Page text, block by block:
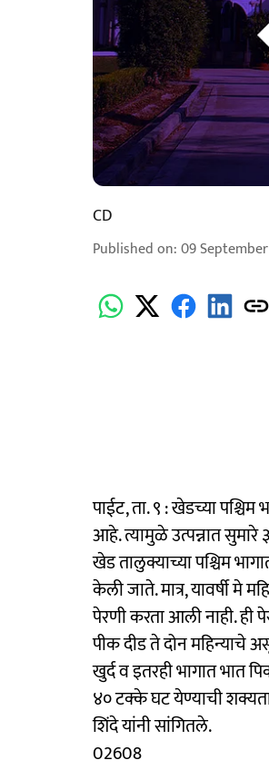
CD
Published on:09
पाईट, ता. ९ : खेडच्या
आहे. त्यामुळे उत्पन्नात
खेड तालुक्याच्या पश्चिम
केली जाते. मात्र, यावर्षी मे
पेरणी करता आली नाही. ही
पीक दीड ते दोन महिन्याचे
खुर्द व इतरही भागात भात
४० टक्के घट येण्याची
शिंदे यांनी सांगितले.
02608